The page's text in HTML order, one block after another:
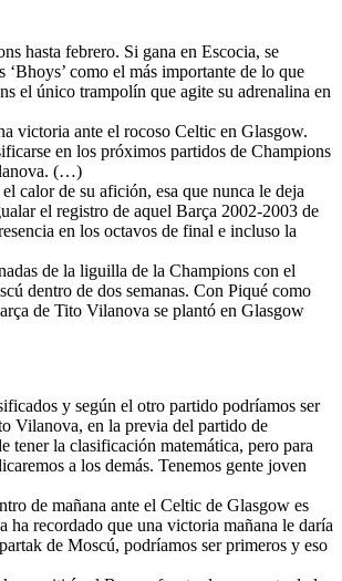
hasta febrero. Si gana en Escocia, se
como el más importante de lo que
el único trampolín que agite su adrenalina en
victoria ante el rocoso Celtic en Glasgow.
en los próximos partidos de Champions
(…)
calor de su afición, esa que nunca le deja
el registro de aquel Barça 2002-2003 de
en los octavos de final e incluso la
de la liguilla de la Champions con el
dentro de dos semanas. Con Piqué como
de Tito Vilanova se plantó en Glasgow
y según el otro partido podríamos ser
Vilanova, en la previa del partido de
tener la clasificación matemática, pero para
a los demás. Tenemos gente joven
de mañana ante el Celtic de Glasgow es
ha recordado que una victoria mañana le daría
de Moscú, podríamos ser primeros y eso